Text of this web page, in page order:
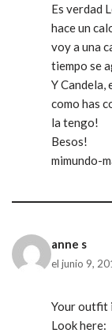
Es verdad
hace un
voy a una
tiempo se
Y Candela,
como has
la tengo!
Besos!
mimundo-
anne s
el junio 9,
Your outfit
Look here: